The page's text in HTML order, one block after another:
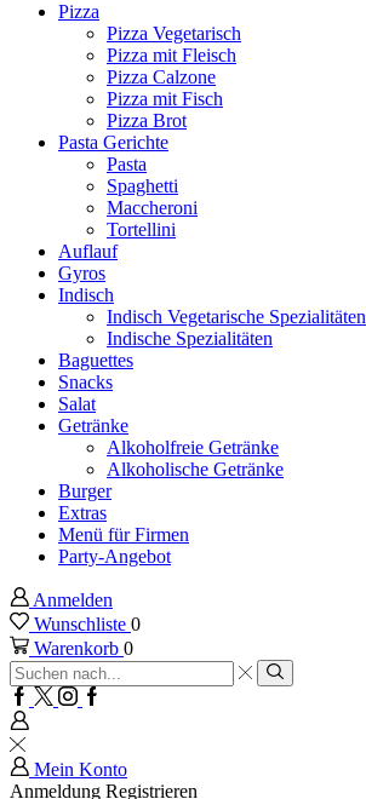
Pizza
Pizza Vegetarisch
Pizza mit Fleisch
Pizza Calzone
Pizza mit Fisch
Pizza Brot
Pasta Gerichte
Pasta
Spaghetti
Maccheroni
Tortellini
Auflauf
Gyros
Indisch
Indisch Vegetarische Spezialitäten
Indische Spezialitäten
Baguettes
Snacks
Salat
Getränke
Alkoholfreie Getränke
Alkoholische Getränke
Burger
Extras
Menü für Firmen
Party-Angebot
Anmelden
Wunschliste 0
Warenkorb 0
Sucheingabe
Suche
Facebook
TwitterInstagram
Google
Mein Konto
Anmeldung Registrieren